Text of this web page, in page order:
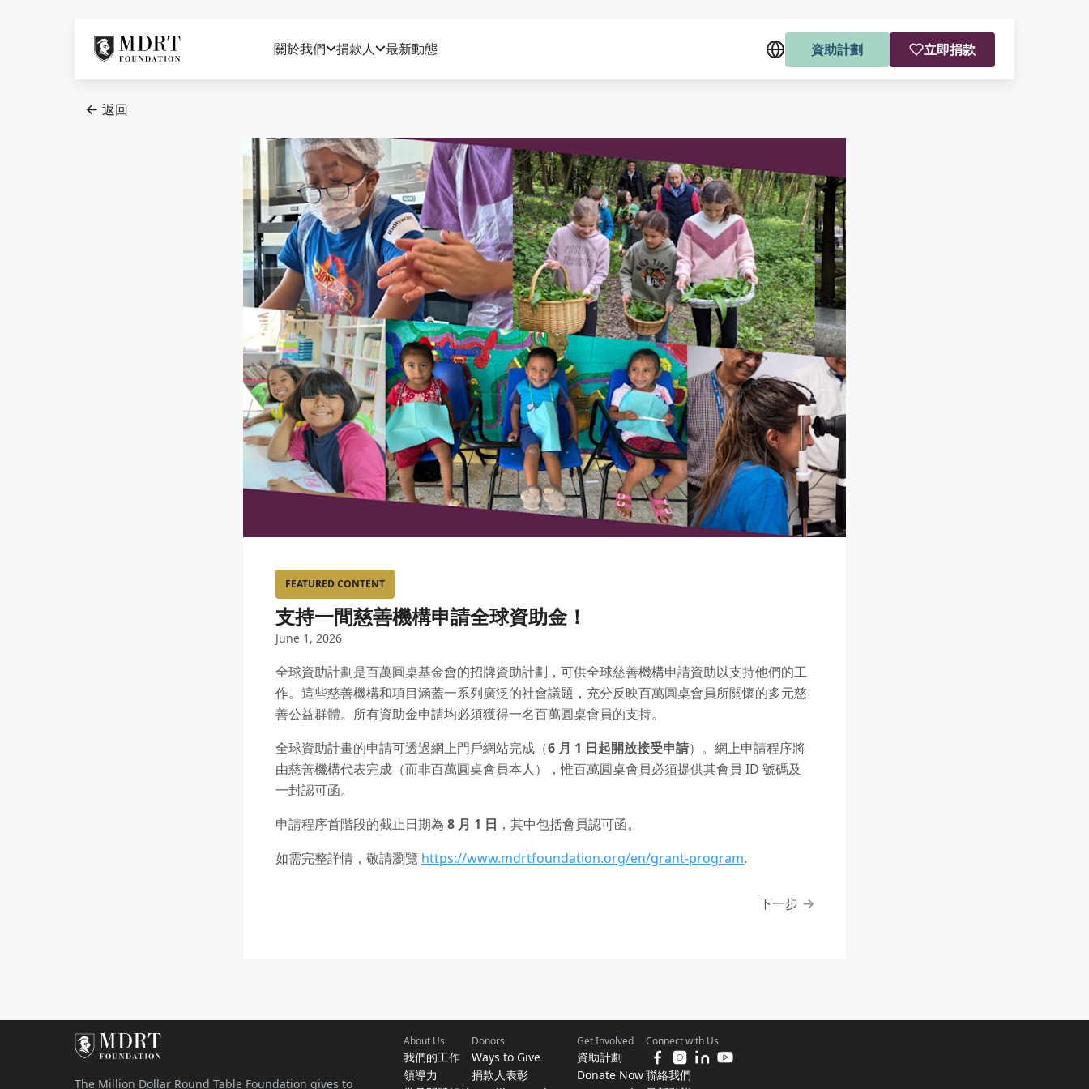
關於我們 捐款人 最新動態 資助計劃 立即捐款
返回
FEATURED CONTENT
支持一間慈善機構申請全球資助金！
June 1, 2026
全球資助計劃是百萬圓桌基金會的招牌資助計劃，可供全球慈善機構申請資助以支持他們的工
作。這些慈善機構和項目涵蓋一系列廣泛的社會議題，充分反映百萬圓桌會員所關懷的多元慈
善公益群體。所有資助金申請均必須獲得一名百萬圓桌會員的支持。
全球資助計畫的申請可透過網上門戶網站完成（6 月 1 日起開放接受申請）。網上申請程序將
由慈善機構代表完成（而非百萬圓桌會員本人），惟百萬圓桌會員必須提供其會員 ID 號碼及
一封認可函。
申請程序首階段的截止日期為 8 月 1 日 ，其中包括會員認可函。
如需完整詳情，敬請瀏覽 https://www.mdrtfoundation.org/en/grant-program.
下一步
The Million Dollar Round Table Foundation gives to
About Us
我們的工作
領導力
Donors
Ways to Give
捐款人表彰
Get Involved
資助計劃
Donate Now
Connect with Us
聯絡我們